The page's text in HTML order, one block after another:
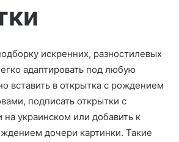
искренних, разностилевых
адаптировать под любую
вставить в открытка с рождением
подписать открытки с
украинском или добавить к
дочери картинки. Такие